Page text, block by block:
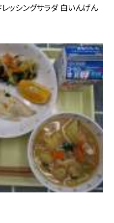
レッシングサラダ 白いんげん